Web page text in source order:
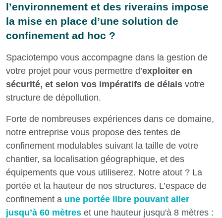
l’environnement et des riverains impose
la mise en place d’une solution de
confinement ad hoc ?
Spaciotempo vous accompagne dans la gestion de
votre projet pour vous permettre d’exploiter en
sécurité, et selon vos impératifs de délais votre
structure de dépollution.
Forte de nombreuses expériences dans ce domaine,
notre entreprise vous propose des tentes de
confinement modulables suivant la taille de votre
chantier, sa localisation géographique, et des
équipements que vous utiliserez. Notre atout ? La
portée et la hauteur de nos structures. L’espace de
confinement a une portée libre pouvant aller
jusqu’à 60 mètres et une hauteur jusqu'à 8 mètres :